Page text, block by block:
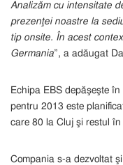
Analizăm cu intensitate
prezenţei noastre la
tip onsite. În acest
Germania”, a adăugat
Echipa EBS depăşeşte
pentru 2013 este
care 80 la Cluj şi restul
Compania s-a dezvoltat